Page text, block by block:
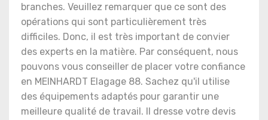
branches. Veuillez remarquer que ce sont des
opérations qui sont particulièrement très
difficiles. Donc, il est très important de convier
des experts en la matière. Par conséquent, nous
pouvons vous conseiller de placer votre confiance
en MEINHARDT Elagage 88. Sachez qu'il utilise
des équipements adaptés pour garantir une
meilleure qualité de travail. Il dresse votre devis